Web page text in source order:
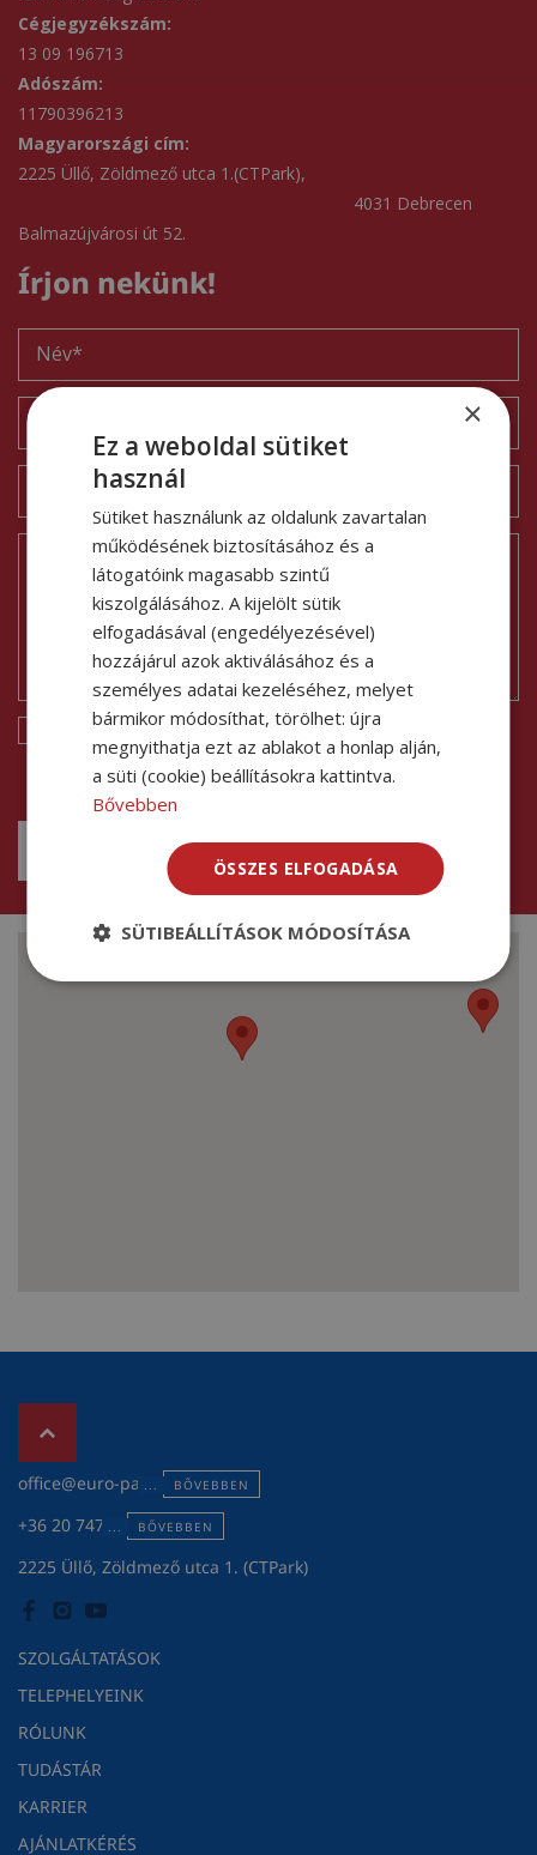
Cégjegyzékszám:
13 09 196713
Adószám:
11790396213
Magyarországi cím:
2225 Üllő, Zöldmező utca 1.(CTPark),
4031 Debrecen
Balmazújvárosi út 52.
Írjon nekünk!
Elfogadom azadatvédelmi feltételeket
ÜZENET KÜLDÉSE
office@euro-pack.huBŐVEBBEN
+36 20 747 3119BŐVEBBEN
2225 Üllő, Zöldmező utca 1. (CTPark)
SZOLGÁLTATÁSOK
TELEPHELYEINK
RÓLUNK
TUDÁSTÁR
KARRIER
AJÁNLATKÉRÉS
×
Ez a weboldal sütiket
használ
Sütiket használunk az oldalunk zavartalan
működésének biztosításához és a
látogatóink magasabb szintű
kiszolgálásához. A kijelölt sütik
elfogadásával (engedélyezésével)
hozzájárul azok aktiválásához és a
személyes adatai kezeléséhez, melyet
bármikor módosíthat, törölhet: újra
megnyithatja ezt az ablakot a honlap alján,
a süti (cookie) beállításokra kattintva.
Bővebben
ÖSSZES ELFOGADÁSA
SÜTIBEÁLLÍTÁSOK MÓDOSÍTÁSA